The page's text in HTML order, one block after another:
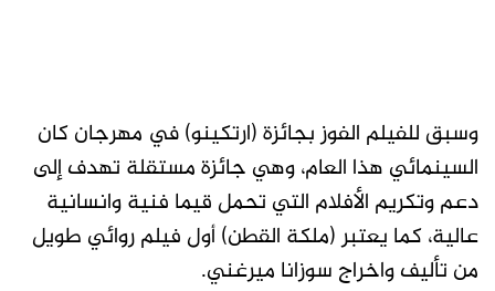
وسبق للفيلم الفوز بجائزة (ارتكينو) في مهرجان كان
السينمائي هذا العام، وهي جائزة مستقلة تهدف إلى
دعم وتكريم الأفلام التي تحمل قيما فنية وانسانية
عالية، كما يعتبر (ملكة القطن) أول فيلم روائي طويل
من تأليف واخراج سوزانا ميرغني.